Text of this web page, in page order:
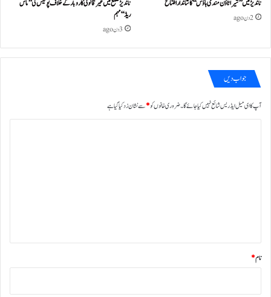
ناندیڑ میں ’’شیرا ٹاؤن مندی ہاؤس‘‘ کا شاندار افتتاح
2 دن ago
ناندیڑ ضلع میں غیر قانونی کاروبار کے خلاف پولیس کی ’’ماس
ریڈ‘‘ مہم
3 دن ago
جواب دیں
آپ کا ای میل ایڈریس شائع نہیں کیا جائے گا۔ضروری خانوں کو*سے نشان زد کیا گیا ہے
نام*